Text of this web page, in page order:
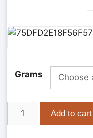
Grams
Add to cart